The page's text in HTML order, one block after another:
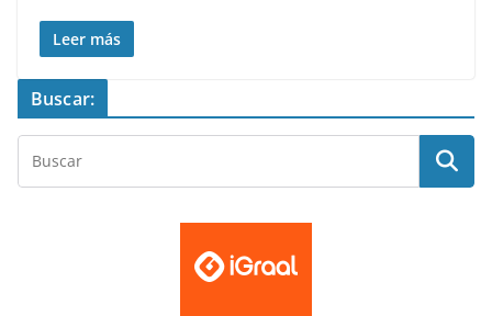
Leer más
Buscar: